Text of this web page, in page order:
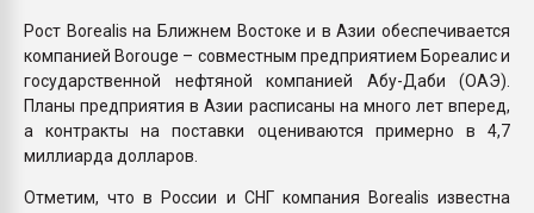
Рост Borealis на Ближнем Востоке и в Азии обеспечивается
компанией Borouge – совместным предприятием Бореалис и
государственной нефтяной компанией Абу-Даби (ОАЭ).
Планы предприятия в Азии расписаны на много лет вперед,
а контракты на поставки оцениваются примерно в 4,7
миллиарда долларов.
Отметим, что в России и СНГ компания Borealis известна